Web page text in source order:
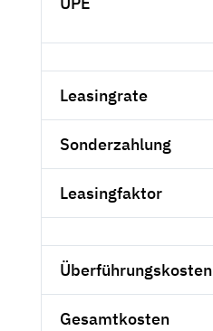
Leasingrate
Sonderzahlung
Leasingfaktor
Überführungskosten
Gesamtkosten